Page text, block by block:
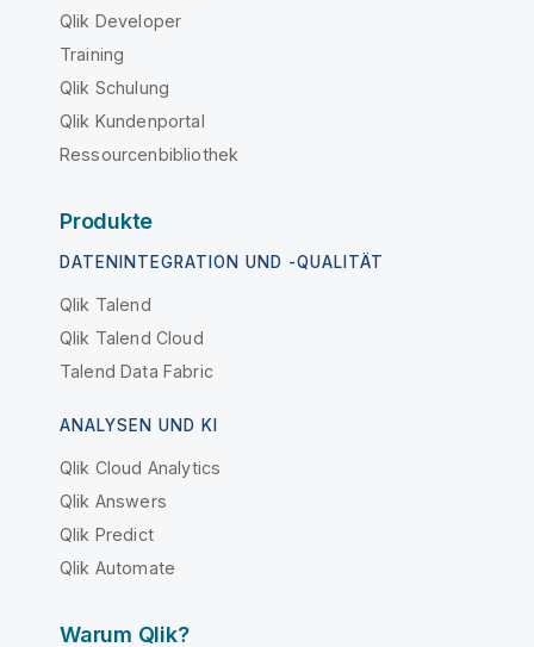
Qlik Developer
Training
Qlik Schulung
Qlik Kundenportal
Ressourcenbibliothek
Produkte
DATENINTEGRATION UND -QUALITÄT
Qlik Talend
Qlik Talend Cloud
Talend Data Fabric
ANALYSEN UND KI
Qlik Cloud Analytics
Qlik Answers
Qlik Predict
Qlik Automate
Warum Qlik?